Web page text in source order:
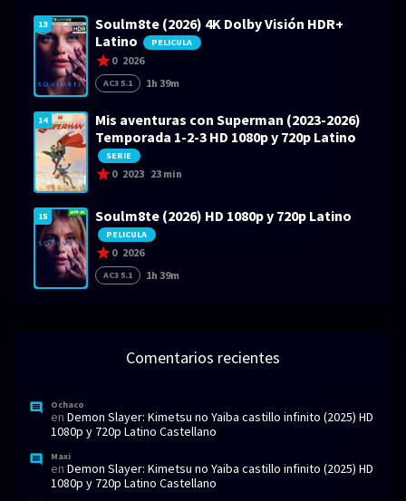
13
Soulm8te (2026) 4K Dolby Visión HDR+
Latino
PELICULA
0 2026
AC3 5.1 1h 39m
14
Mis aventuras con Superman (2023-2026)
Temporada 1-2-3 HD 1080p y 720p Latino
SERIE
0 2023 23 min
15 Soulm8te (2026) HD 1080p y 720p Latino
PELICULA
0 2026
AC3 5.1 1h 39m
Comentarios recientes
Ochaco
en Demon Slayer: Kimetsu no Yaiba castillo infinito (2025) HD
1080p y 720p Latino Castellano
Maxi
en Demon Slayer: Kimetsu no Yaiba castillo infinito (2025) HD
1080p y 720p Latino Castellano